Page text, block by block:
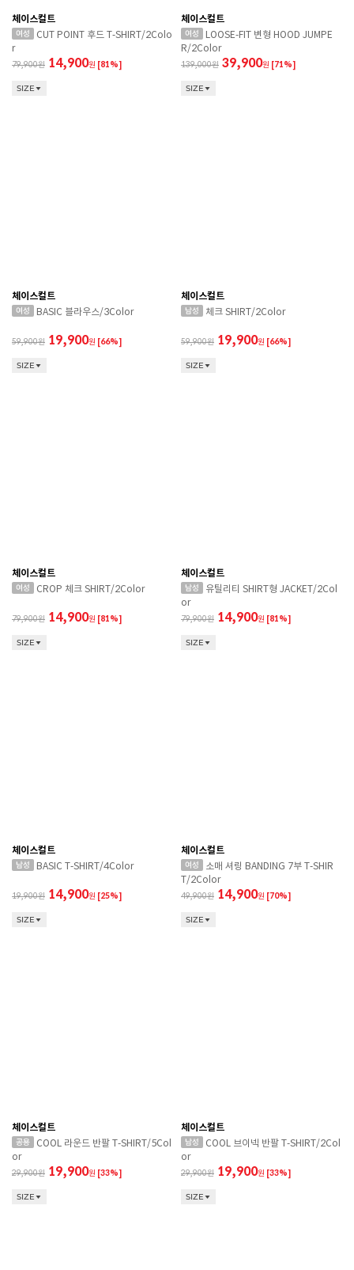
체이스컬트
CUT POINT 후드 T-SHIRT/2Colo
r
79,900 14,900원 [81%]
SIZE
체이스컬트
LOOSE-FIT 변형 HOOD JUMPE
R/2Color
139,000 39,900원 [71%]
SIZE
체이스컬트
BASIC 블라우스/3Color
59,900 19,900원 [66%]
SIZE
체이스컬트
체크 SHIRT/2Color
59,900 19,900원 [66%]
SIZE
체이스컬트
CROP 체크 SHIRT/2Color
79,900 14,900원 [81%]
SIZE
체이스컬트
유틸리티 SHIRT형 JACKET/2Col
or
79,900 14,900원 [81%]
SIZE
체이스컬트
BASIC T-SHIRT/4Color
19,900 14,900원 [25%]
SIZE
체이스컬트
소매 셔링 BANDING 7부 T-SHIR
T/2Color
49,900 14,900원 [70%]
SIZE
체이스컬트
COOL 라운드 반팔 T-SHIRT/5Col
or
29,900 19,900원 [33%]
SIZE
체이스컬트
COOL 브이넥 반팔 T-SHIRT/2Col
or
29,900 19,900원 [33%]
SIZE